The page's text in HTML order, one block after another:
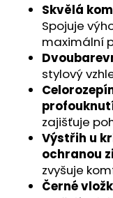
Skvělá
Spojuje
maximální
stylový
zajišťuje
Výstřih u
ochranou
zvyšuje
Černé